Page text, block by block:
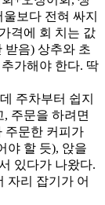
보다 전혀 싸지
격에 회 치는 값
받음) 상추와 초
가해야 한다. 딱
주차부터 쉽지
주문을 하려면
주문한 커피가
야 할 듯), 앉을
있다가 나왔다.
자리 잡기가 어